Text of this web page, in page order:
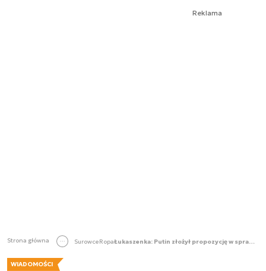
Reklama
Strona główna SurowceRopa Łukaszenka: Putin złożył propozycję w sprawie rozliczeń za ropę
WIADOMOŚCI